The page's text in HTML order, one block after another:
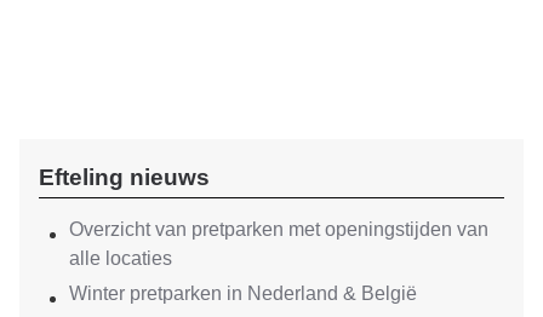
Efteling nieuws
Overzicht van pretparken met openingstijden van
alle locaties
Winter pretparken in Nederland & België